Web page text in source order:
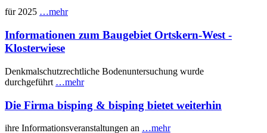
für 2025 …mehr
Informationen zum Baugebiet Ortskern-West -
Klosterwiese
Denkmalschutzrechtliche Bodenuntersuchung wurde
durchgeführt …mehr
Die Firma bisping & bisping bietet weiterhin
ihre Informationsveranstaltungen an …mehr